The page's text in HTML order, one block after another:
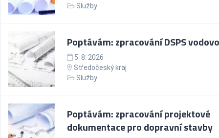
Služby
Poptávám: zpracování DSPS
5. 8. 2026
Středočeský kraj
Služby
Poptávám: zpracování projektové
dokumentace pro dopravní stavby